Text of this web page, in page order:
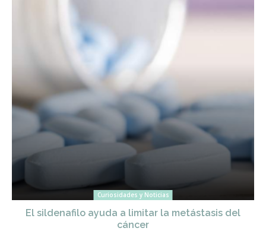
Curiosidades y Noticias
El sildenafilo ayuda a limitar la metástasis del
cáncer